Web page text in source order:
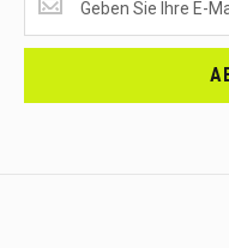
EMPFANGEN?
<br>MELDE